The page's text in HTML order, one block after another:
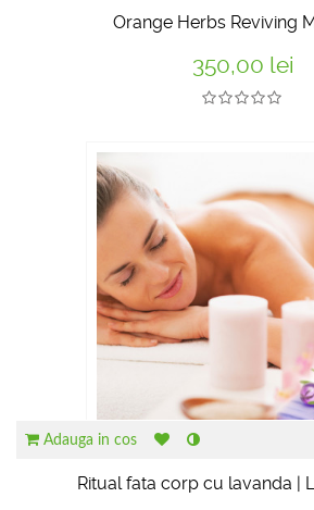
Orange Herbs Reviving
350,00 lei
Adauga in cos
Ritual fata corp cu lavanda |